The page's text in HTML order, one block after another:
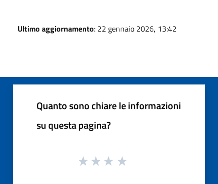
Ultimo aggiornamento: 22 gennaio 2026, 13:42
Quanto sono chiare le informazioni
su questa pagina?